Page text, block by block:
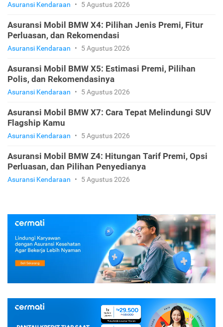
Asuransi Kendaraan • 5 Agustus 2026
Asuransi Mobil BMW X4: Pilihan Jenis Premi, Fitur
Perluasan, dan Rekomendasi
Asuransi Kendaraan • 5 Agustus 2026
Asuransi Mobil BMW X5: Estimasi Premi, Pilihan
Polis, dan Rekomendasinya
Asuransi Kendaraan • 5 Agustus 2026
Asuransi Mobil BMW X7: Cara Tepat Melindungi SUV
Flagship Kamu
Asuransi Kendaraan • 5 Agustus 2026
Asuransi Mobil BMW Z4: Hitungan Tarif Premi, Opsi
Perluasan, dan Pilihan Penyedianya
Asuransi Kendaraan • 5 Agustus 2026